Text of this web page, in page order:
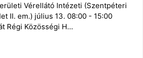
Vérellátó Intézeti (Szentpéteri
II. em.) július 13. 08:00 - 15:00
Régi Közösségi H…